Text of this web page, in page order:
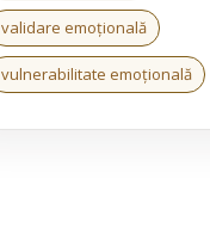
validare emoțională
vulnerabilitate emoțională